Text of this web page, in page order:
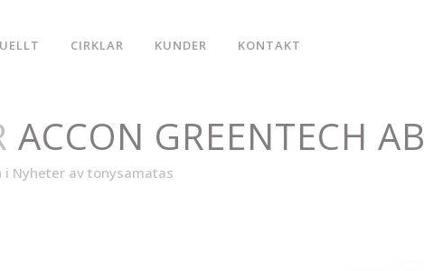
CIRKLAR KUNDER KONTAKT
ACCON GREENTECH AB
i Nyheter av tonysamatas